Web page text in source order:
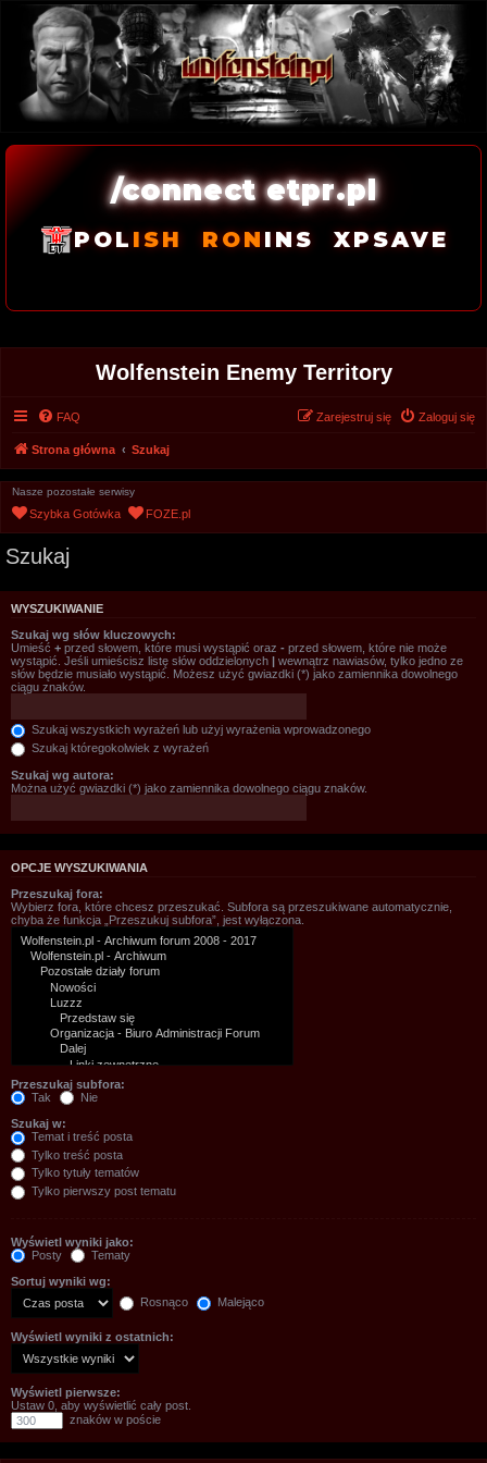
/connect etpr.pl
POL ISH RONINS XPSAVE
Wolfenstein Enemy Territory
FAQ Zaloguj się
Zarejestruj się
Strona główna Szukaj
Nasze pozostałe serwisy
Szybka Gotówka FOZE.pl
Szukaj
WYSZUKIWANIE
Szukaj wg słów kluczowych:
Umieść + przed słowem, które musi wystąpić oraz - przed słowem, które nie może
wystąpić. Jeśli umieścisz listę słów oddzielonych
wewnątrz nawiasów, tylko jedno ze
słów będzie musiało wystąpić. Możesz użyć gwiazdki (*) jako zamiennika dowolnego
ciągu znaków.
Szukaj wszystkich wyrażeń lub użyj wyrażenia wprowadzonego
Szukaj któregokolwiek z wyrażeń
Szukaj wg autora:
Można użyć gwiazdki (*) jako zamiennika dowolnego ciągu znaków.
OPCJE WYSZUKIWANIA
Przeszukaj fora:
Wybierz fora, które chcesz przeszukać. Subfora są przeszukiwane automatycznie,
chyba że funkcja „Przeszukuj subfora”, jest wyłączona.
Przeszukaj subfora:
Tak
Nie
Szukaj w:
Temat i treść posta
Tylko treść posta
Tylko tytuły tematów
Tylko pierwszy post tematu
Wyświetl wyniki jako:
Posty
Tematy
Sortuj wyniki wg:
Rosnąco
Malejąco
Wyświetl wyniki z ostatnich:
Wyświetl pierwsze:
Ustaw 0, aby wyświetlić cały post.
znaków w poście